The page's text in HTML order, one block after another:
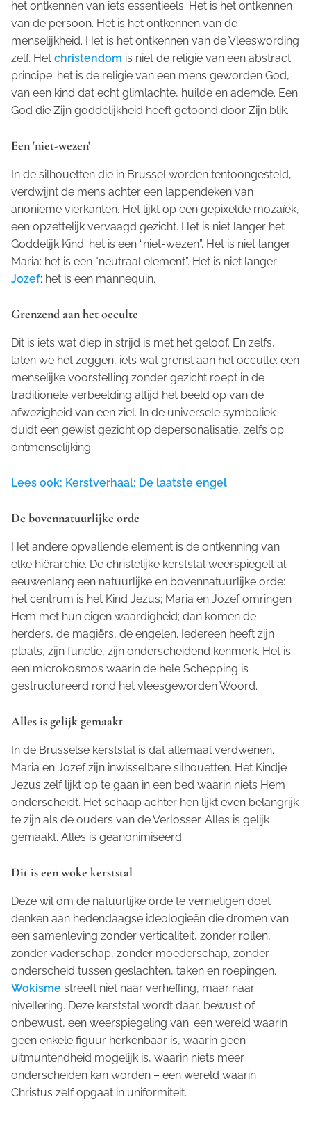
het ontkennen van iets essentieels. Het is het ontkennen
van de persoon. Het is het ontkennen van de
menselijkheid. Het is het ontkennen van de Vleeswording
zelf. Het christendom is niet de religie van een abstract
principe: het is de religie van een mens geworden God,
van een kind dat echt glimlachte, huilde en ademde. Een
God die Zijn goddelijkheid heeft getoond door Zijn blik.
Een 'niet-wezen'
In de silhouetten die in Brussel worden tentoongesteld,
verdwijnt de mens achter een lappendeken van
anonieme vierkanten. Het lijkt op een gepixelde mozaïek,
een opzettelijk vervaagd gezicht. Het is niet langer het
Goddelijk Kind: het is een “niet-wezen”. Het is niet langer
Maria: het is een "neutraal element”. Het is niet langer
Jozef: het is een mannequin.
Grenzend aan het occulte
Dit is iets wat diep in strijd is met het geloof. En zelfs,
laten we het zeggen, iets wat grenst aan het occulte: een
menselijke voorstelling zonder gezicht roept in de
traditionele verbeelding altijd het beeld op van de
afwezigheid van een ziel. In de universele symboliek
duidt een gewist gezicht op depersonalisatie, zelfs op
ontmenselijking.
Lees ook: Kerstverhaal: De laatste engel
De bovennatuurlijke orde
Het andere opvallende element is de ontkenning van
elke hiërarchie. De christelijke kerststal weerspiegelt al
eeuwenlang een natuurlijke en bovennatuurlijke orde:
het centrum is het Kind Jezus; Maria en Jozef omringen
Hem met hun eigen waardigheid; dan komen de
herders, de magiërs, de engelen. Iedereen heeft zijn
plaats, zijn functie, zijn onderscheidend kenmerk. Het is
een microkosmos waarin de hele Schepping is
gestructureerd rond het vleesgeworden Woord.
Alles is gelijk gemaakt
In de Brusselse kerststal is dat allemaal verdwenen.
Maria en Jozef zijn inwisselbare silhouetten. Het Kindje
Jezus zelf lijkt op te gaan in een bed waarin niets Hem
onderscheidt. Het schaap achter hen lijkt even belangrijk
te zijn als de ouders van de Verlosser. Alles is gelijk
gemaakt. Alles is geanonimiseerd.
Dit is een woke kerststal
Deze wil om de natuurlijke orde te vernietigen doet
denken aan hedendaagse ideologieën die dromen van
een samenleving zonder verticaliteit, zonder rollen,
zonder vaderschap, zonder moederschap, zonder
onderscheid tussen geslachten, taken en roepingen.
Wokisme streeft niet naar verheffing, maar naar
nivellering. Deze kerststal wordt daar, bewust of
onbewust, een weerspiegeling van: een wereld waarin
geen enkele figuur herkenbaar is, waarin geen
uitmuntendheid mogelijk is, waarin niets meer
onderscheiden kan worden – een wereld waarin
Christus zelf opgaat in uniformiteit.